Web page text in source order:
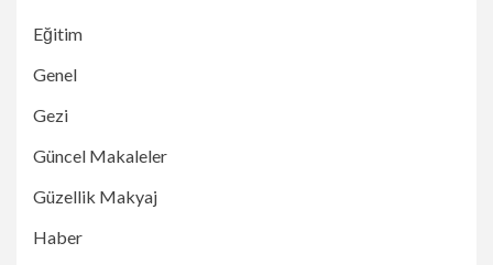
Eğitim
Genel
Gezi
Güncel Makaleler
Güzellik Makyaj
Haber